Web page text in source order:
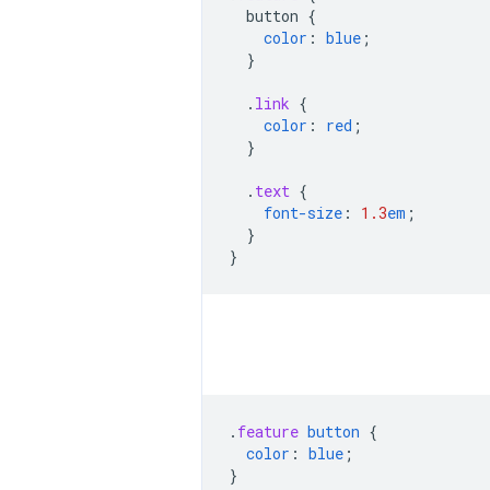
button {
color : blue ;
}
. link {
color : red ;
}
. text {
font-size : 1.3em ;
}
}
. feature button {
color : blue ;
}